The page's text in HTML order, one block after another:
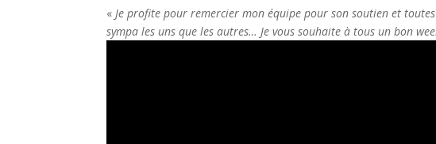
« Je profite pour remercier mon équipe pour son soutien et
sympa les uns que les autres… Je vous souhaite à tous un bon